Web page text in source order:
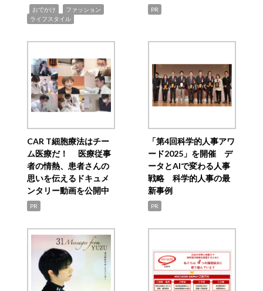
おでかけ ファッション
ライフスタイル
PR
CAR T細胞療法はチー
ム医療だ！ 医療従事
者の情熱、患者さんの
思いを伝えるドキュメ
ンタリー動画を公開中
PR
「第4回科学的人事アワ
ード2025」を開催 デ
ータとAIで変わる人事
戦略 科学的人事の最
新事例
PR